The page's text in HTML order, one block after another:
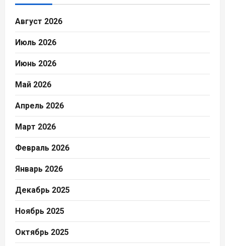
Август 2026
Июль 2026
Июнь 2026
Май 2026
Апрель 2026
Март 2026
Февраль 2026
Январь 2026
Декабрь 2025
Ноябрь 2025
Октябрь 2025